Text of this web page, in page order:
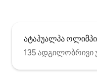
ატაჰუალპა
135 ადგილობრივი